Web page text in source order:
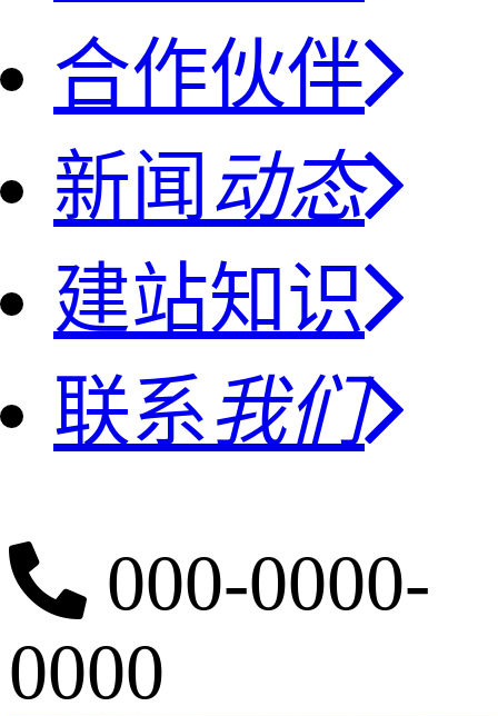
合作伙伴
新闻 动态
建站知识
联系我们
000-0000-
0000